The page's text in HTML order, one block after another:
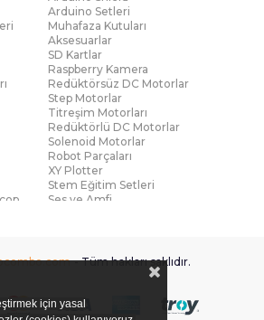
Arduino Setleri
Muhafaza Kutuları
Aksesuarlar
SD Kartlar
Raspberry Kamera
Redüktörsüz DC Motorlar
Step Motorlar
Titreşim Motorları
Redüktörlü DC Motorlar
Solenoid Motorlar
Robot Parçaları
XY Plotter
Stem Eğitim Setleri
Ses ve Amfi
Titreşim
Sıcaklık ve Nem
Ağırlık
- Tüm hakları saklıdır.
için yasal